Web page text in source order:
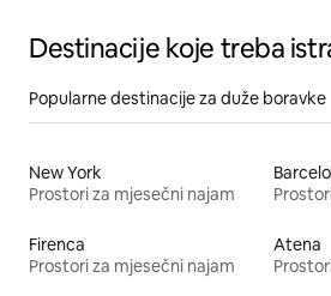
Destinacije koje treba
Popularne destinacije za duže boravke
New York
Prostori za mjesečni najam
Firenca
Prostori za mjesečni najam
Atena